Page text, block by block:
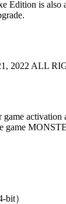
Edition is also
2022 ALL
game activation
game
bit）